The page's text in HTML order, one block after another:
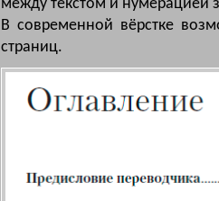
меж­ду текс­том и ну­ме­ра­ци­ей
В со­вре­мен­ной вёрст­ке
стра­ниц.